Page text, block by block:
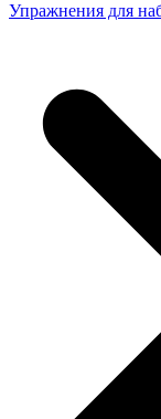
Упражнения для